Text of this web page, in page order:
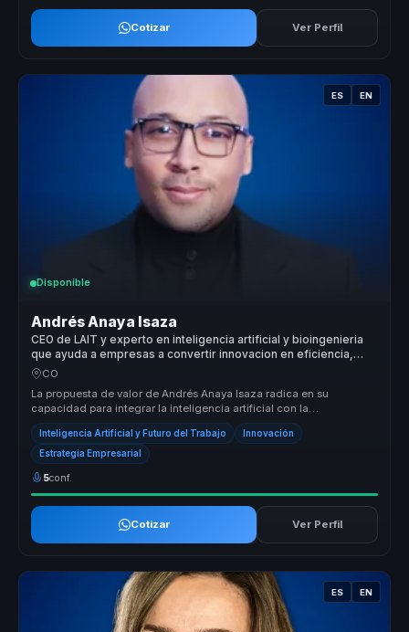
Cotizar Ver Perfil
ES EN
Disponible
Andrés Anaya Isaza
CEO de LAIT y experto en inteligencia artificial y bioingenieria
que ayuda a empresas a convertir innovacion en eficiencia,
crecimiento y ventaja competitiva.
CO
La propuesta de valor de Andrés Anaya Isaza radica en su
capacidad para integrar la inteligencia artificial con la
bioingeniería, creando...
Inteligencia Artificial y Futuro del Trabajo Innovación
Estrategia Empresarial
5conf.
Cotizar Ver Perfil
ES EN